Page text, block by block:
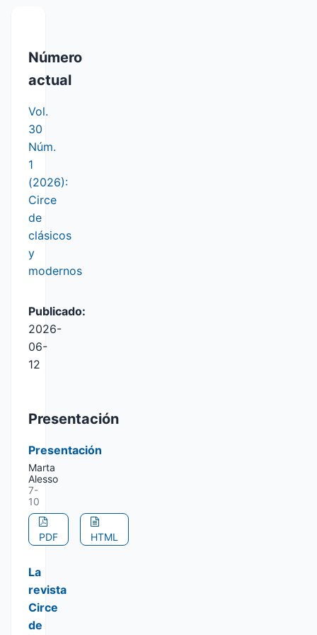
Número
actual
Vol.
30
Núm.
1
(2026):
Circe
de
clásicos
y
modernos
Publicado:
2026-
06-
12
Presentación
Presentación
Marta
Alesso
7-
10
PDF HTML
La
revista
Circe
de